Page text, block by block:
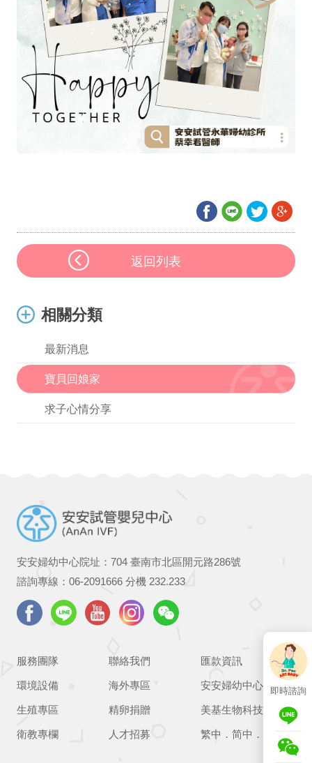
返回列表
相關分類
最新消息
寶貝回娘家
求子心情分享
安安婦幼中心院址：704 臺南市北區開元路286號
諮詢專線： 06-2091666分機 232.233
服務團隊
環境設備
生殖專區
衛教專欄
聯絡我們
海外專區
精卵捐贈
人才招募
匯款資訊
安安婦幼中心
美基生物科技
繁中 ． 简中 ．
即時諮詢